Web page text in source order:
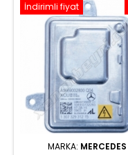
İndirimli fiyat
MARKA: MERCEDES